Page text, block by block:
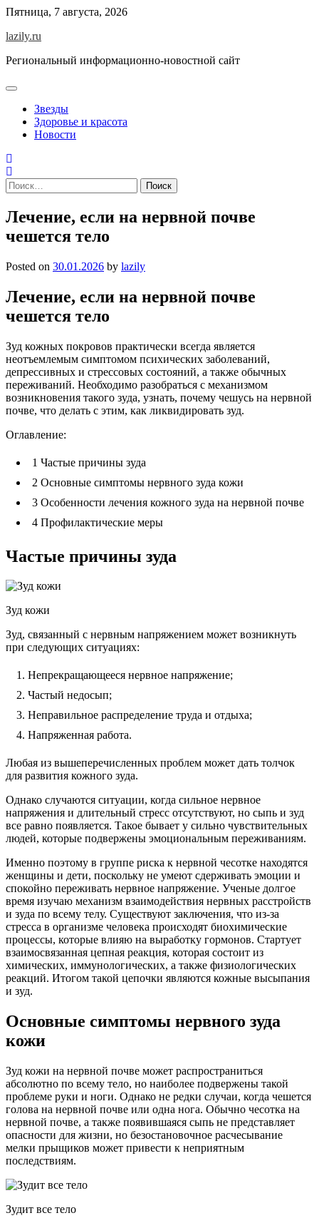
Skip
content
Пятница, 7 августа, 2026
lazily.ru
Региональный информационно-новостной сайт
Звезды
Здоровье и красота
Новости
Найти:
Лечение, если на нервной почве
чешется тело
Posted on 30.01.2026 by lazily
Лечение, если на нервной почве
чешется тело
Зуд кожных покровов практически всегда является
неотъемлемым симптомом психических заболеваний,
депрессивных и стрессовых состояний, а также обычных
переживаний. Необходимо разобраться с механизмом
возникновения такого зуда, узнать, почему чешусь на нервной
почве, что делать с этим, как ликвидировать зуд.
Оглавление:
1 Частые причины зуда
2 Основные симптомы нервного зуда кожи
3 Особенности лечения кожного зуда на нервной почве
4 Профилактические меры
Частые причины зуда
Зуд кожи
Зуд, связанный с нервным напряжением может возникнуть
при следующих ситуациях:
Непрекращающееся нервное напряжение;
Частый недосып;
Неправильное распределение труда и отдыха;
Напряженная работа.
Любая из вышеперечисленных проблем может дать толчок
для развития кожного зуда.
Однако случаются ситуации, когда сильное нервное
напряжения и длительный стресс отсутствуют, но сыпь и зуд
все равно появляется. Такое бывает у сильно чувствительных
людей, которые подвержены эмоциональным переживаниям.
Именно поэтому в группе риска к нервной чесотке находятся
женщины и дети, поскольку не умеют сдерживать эмоции и
спокойно переживать нервное напряжение. Ученые долгое
время изучаю механизм взаимодействия нервных расстройств
и зуда по всему телу. Существуют заключения, что из-за
стресса в организме человека происходят биохимические
процессы, которые влияю на выработку гормонов. Стартует
взаимосвязанная цепная реакция, которая состоит из
химических, иммунологических, а также физиологических
реакций. Итогом такой цепочки являются кожные высыпания
и зуд.
Основные симптомы нервного зуда
кожи
Зуд кожи на нервной почве может распространиться
абсолютно по всему тело, но наиболее подвержены такой
проблеме руки и ноги. Однако не редки случаи, когда чешется
голова на нервной почве или одна нога. Обычно чесотка на
нервной почве, а также появившаяся сыпь не представляет
опасности для жизни, но безостановочное расчесывание
мелки прыщиков может привести к неприятным
последствиям.
Зудит все тело